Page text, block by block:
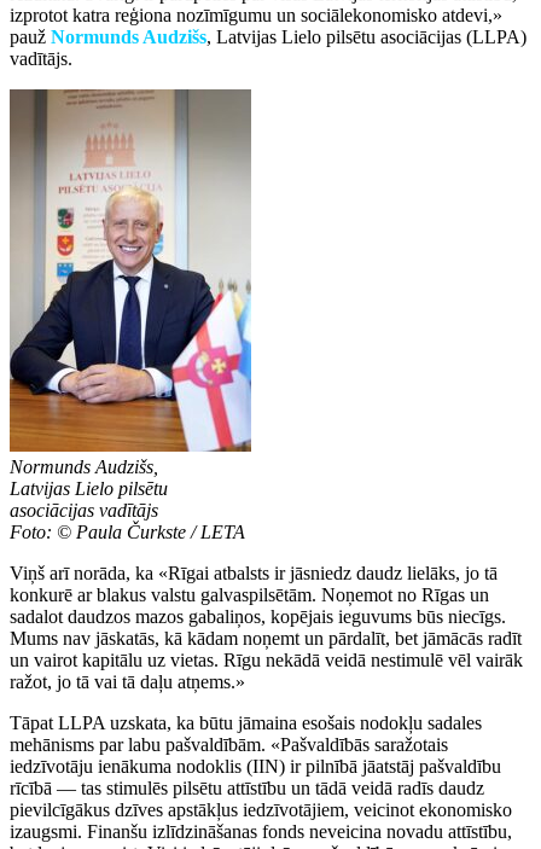
izprotot katra reģiona nozīmīgumu un sociālekonomisko atdevi,»
pauž Normunds Audzišs, Latvijas Lielo pilsētu asociācijas (LLPA)
vadītājs.
Normunds Audzišs,
Latvijas Lielo pilsētu
asociācijas vadītājs
Foto: © Paula Čurkste / LETA
Viņš arī norāda, ka «Rīgai atbalsts ir jāsniedz daudz lielāks, jo tā
konkurē ar blakus valstu galvaspilsētām. Noņemot no Rīgas un
sadalot daudzos mazos gabaliņos, kopējais ieguvums būs niecīgs.
Mums nav jāskatās, kā kādam noņemt un pārdalīt, bet jāmācās radīt
un vairot kapitālu uz vietas. Rīgu nekādā veidā nestimulē vēl vairāk
ražot, jo tā vai tā daļu atņems.»
Tāpat LLPA uzskata, ka būtu jāmaina esošais nodokļu sadales
mehānisms par labu pašvaldībām. «Pašvaldībās saražotais
iedzīvotāju ienākuma nodoklis (IIN) ir pilnībā jāatstāj pašvaldību
rīcībā — tas stimulēs pilsētu attīstību un tādā veidā radīs daudz
pievilcīgākus dzīves apstākļus iedzīvotājiem, veicinot ekonomisko
izaugsmi. Finanšu izlīdzināšanas fonds neveicina novadu attīstību,